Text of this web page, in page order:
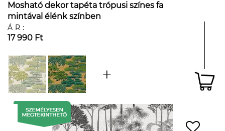
Mosható dekor tapéta trópusi színes fa
mintával élénk színben
ÁR:
17 990 Ft